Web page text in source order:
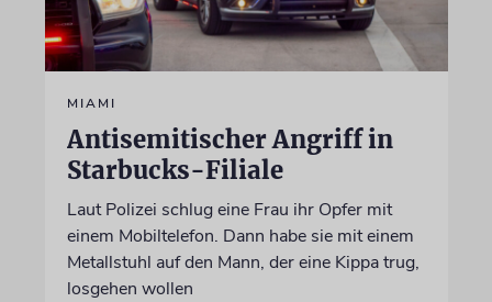
MIAMI
Antisemitischer Angriff in
Starbucks-Filiale
Laut Polizei schlug eine Frau ihr Opfer mit
einem Mobiltelefon. Dann habe sie mit einem
Metallstuhl auf den Mann, der eine Kippa trug,
losgehen wollen